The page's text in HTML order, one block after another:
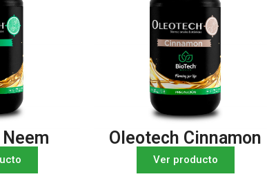
Oleotech Cinnamon
Ver producto